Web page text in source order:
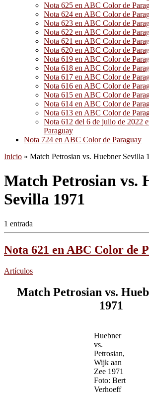
Nota 625 en ABC Color de
Nota 624 en ABC Color de
Nota 623 en ABC Color de
Nota 622 en ABC Color de
Nota 621 en ABC Color de
Nota 620 en ABC Color de
Nota 619 en ABC Color de
Nota 618 en ABC Color de
Nota 617 en ABC Color de
Nota 616 en ABC Color de
Nota 615 en ABC Color de
Nota 614 en ABC Color de
Nota 613 en ABC Color de
Nota 612 del 6 de julio de 2022
Paraguay
Nota 724 en ABC Color de Paraguay
Inicio » Match Petrosian vs. Huebner Sevilla
Match Petrosian vs.
Sevilla 1971
1 entrada
Nota 621 en ABC Color de
Artículos
Match Petrosian vs.
1971
Huebner
vs.
Petrosian,
Wijk aan
Zee 1971
Foto: Bert
Verhoeff